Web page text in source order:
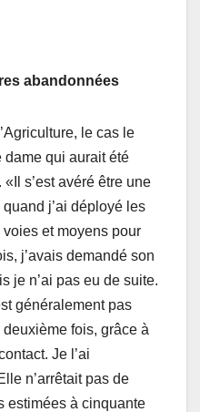
abandonnées
le cas le
dame qui aurait été
s’est avéré être une
j’ai déployé les
et moyens pour
j’avais demandé son
je n’ai pas eu de suite.
généralement pas
fois, grâce à
Je l’ai
n’arrêtait pas de
estimées à cinquante